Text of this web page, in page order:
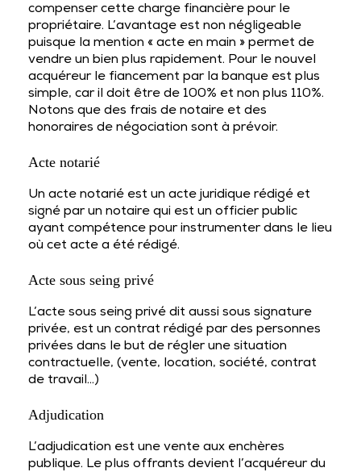
compenser cette charge financière pour le
propriétaire. L’avantage est non négligeable
puisque la mention « acte en main » permet de
vendre un bien plus rapidement. Pour le nouvel
acquéreur le fiancement par la banque est plus
simple, car il doit être de 100% et non plus 110%.
Notons que des frais de notaire et des
honoraires de négociation sont à prévoir.
Acte notarié
Un acte notarié est un acte juridique rédigé et
signé par un notaire qui est un officier public
ayant compétence pour instrumenter dans le lieu
où cet acte a été rédigé.
Acte sous seing privé
L’acte sous seing privé dit aussi sous signature
privée, est un contrat rédigé par des personnes
privées dans le but de régler une situation
contractuelle, (vente, location, société, contrat
de travail…)
Adjudication
L’adjudication est une vente aux enchères
publique. Le plus offrants devient l’acquéreur du